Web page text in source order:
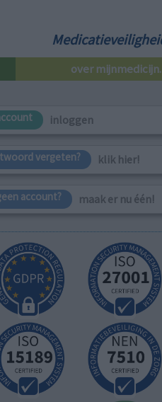
over
inloggen
vergeten? klik hier!
account? maak er nu één!